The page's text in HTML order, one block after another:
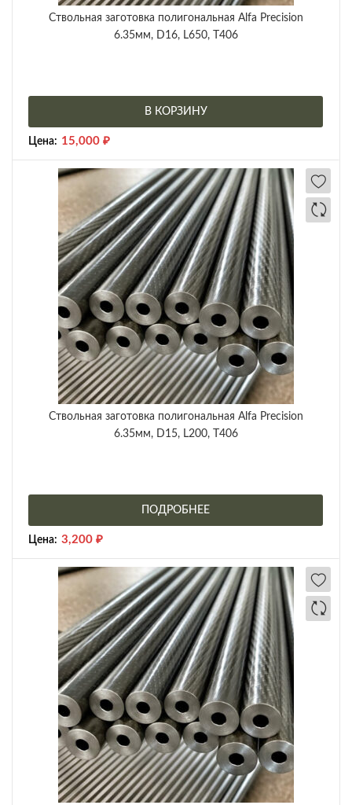
Ствольная заготовка полигональная Alfa Precision
6.35мм, D16, L650, T406
В КОРЗИНУ
Цена: 15,000 ₽
Ствольная заготовка полигональная Alfa Precision
6.35мм, D15, L200, T406
ПОДРОБНЕЕ
Цена: 3,200 ₽